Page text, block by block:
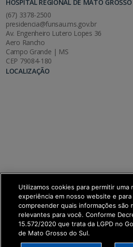
HOSPITAL REGIONAL DE MATO
(67) 3378-2500
presidencia@funsau.ms.gov.br
Av. Engenheiro Lutero Lopes 36
Aero Rancho
Campo Grande | MS
CEP 79084-180
LOCALIZAÇÃO
SETDIG | Secretaria-Executiva
Utilizamos cookies para permitir uma
experiência em nosso website e para
compreender quais informações são
relevantes para você. Conforme
15.572/2020 que trata da LGPD no
de Mato Grosso do Sul.